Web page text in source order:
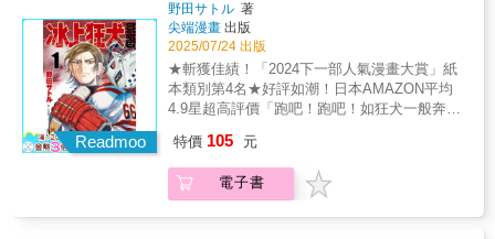
為「冰都」、冰上曲棍球相當盛行的城市。在
一次偶然的機會下，他作為幫手參加了當地國
中的冰上曲棍球比賽，並被比賽中的強悍！飆
速!!絕美!!!所震撼…。而他自身天才般的滑冰技
術，將為狂犬王子・朗帶來嶄新的可能性!!蛻
變、成長、進化！將所有挫折化為祝福，「超
回復」的第2集登場!!!!
Readmoo
野田サトル 著
尖端漫畫 出版
2025/07/24 出版
★斬獲佳績！「2024下一部人氣漫畫大賞」紙
本類別第4名★好評如潮！日本AMAZON平均
4.9星超高評價「跑吧！跑吧！如狂犬一般奔馳
如——《黃金神威》作者野田サトル最新力
作，展現速度與力量之美的冰球賽，熱血開
打！【故事簡介】以雄偉的北方大地・北海道
特價 105 元
電子書